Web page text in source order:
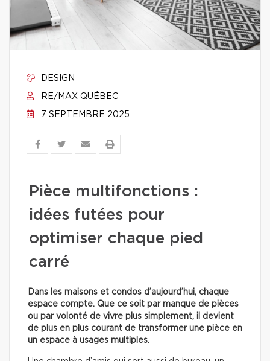
DESIGN
RE/MAX QUÉBEC
7 SEPTEMBRE 2025
Pièce multifonctions :
idées futées pour
optimiser chaque pied
carré
Dans les maisons et condos d’aujourd’hui, chaque
espace compte. Que ce soit par manque de pièces
ou par volonté de vivre plus simplement, il devient
de plus en plus courant de transformer une pièce en
un espace à usages multiples.